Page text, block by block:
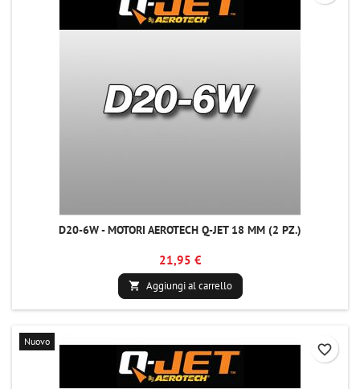
D20-6W - MOTORI AEROTECH Q-JET 18 MM (2 PZ.)
21,95 €
 Aggiungi al carrello
Nuovo
favorite_border